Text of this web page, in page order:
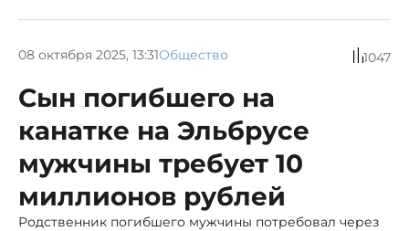
08 октября 2025, 13:31Общество 1047
Сын погибшего на
канатке на Эльбрусе
мужчины требует 10
миллионов рублей
Родственник погибшего мужчины потребовал через